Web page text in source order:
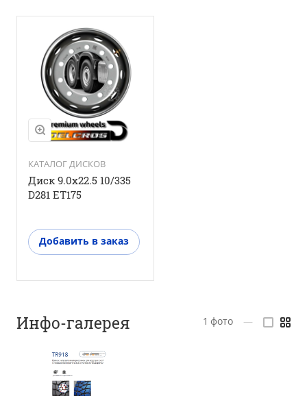
КАТАЛОГ ДИСКОВ
Диск 9.0x22.5 10/335
D281 ЕТ175
Добавить в заказ
Инфо-галерея 1 фото —